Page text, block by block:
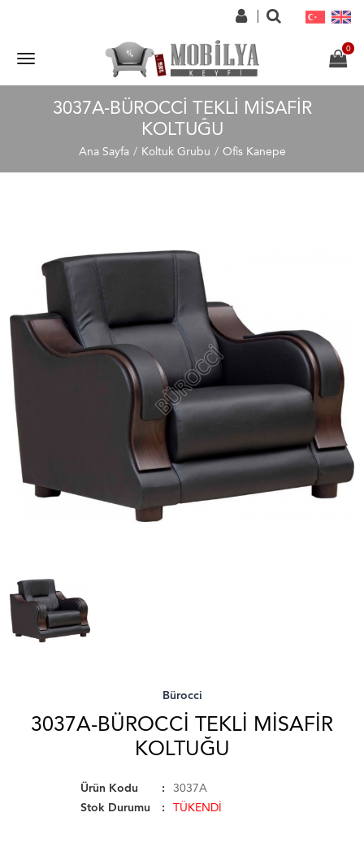
3037A-BÜROCCI TEKLI MISAFIR
KOLTUĞU
Ana Sayfa Koltuk Grubu Ofis Kanepe
Bürocci
3037A-BÜROCCI TEKLI MISAFIR
KOLTUĞU
Ürün Kodu
3037A
Stok Durumu
TÜKENDİ